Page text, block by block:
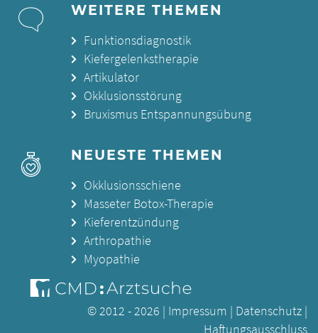
WEITERE THEMEN
Funktionsdiagnostik
Kiefergelenkstherapie
Artikulator
Okklusionsstörung
Bruxismus Entspannungsübung
NEUESTE THEMEN
Okklusionsschiene
Masseter Botox-Therapie
Kieferentzündung
Arthropathie
Myopathie
© 2012 - 2026 | Impressum | Datenschutz |
Haftungsausschluss